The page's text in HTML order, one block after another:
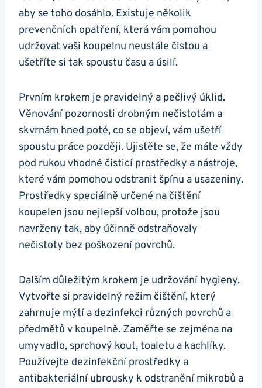
aby se toho dosáhlo. Existuje několik
prevenčních opatření, která vám pomohou
udržovat vaši koupelnu neustále čistou a
ušetříte si tak spoustu času a úsilí.
Prvním krokem je pravidelný a pečlivý úklid.
Věnování pozornosti drobným nečistotám a
skvrnám hned poté, co se objeví, vám ušetří
spoustu práce později. Ujistěte se, že máte vždy
pod rukou vhodné čisticí prostředky a nástroje,
které vám pomohou odstranit špínu a usazeniny.
Prostředky speciálně určené na čištění
koupelen jsou nejlepší volbou, protože jsou
navrženy tak, aby účinně odstraňovaly
nečistoty bez poškození povrchů.
Dalším důležitým krokem je udržování hygieny.
Vytvořte si pravidelný režim čištění, který
zahrnuje mýtí a dezinfekci různých povrchů a
předmětů v koupelně. Zaměřte se zejména na
umyvadlo, sprchový kout, toaletu a kachlíky.
Používejte dezinfekční prostředky a
antibakteriální ubrousky k odstranění mikrobů a